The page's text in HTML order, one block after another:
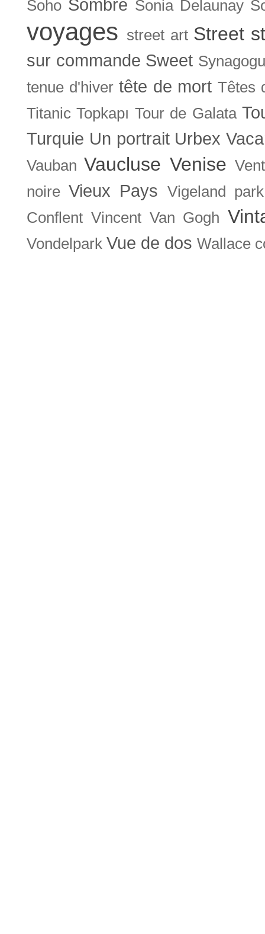
Soho Sombre Sonia Delaunay
voyages street art Street
sur commande Sweet
tenue d'hiver tête de mort Têtes
Titanic Topkapı Tour de Galata
Turquie Un portrait Urbex
Vauban Vaucluse Venise
noire Vieux Pays
Vigeland park
Conflent Vincent Van Gogh
Vondelpark Vue de dos Wallace